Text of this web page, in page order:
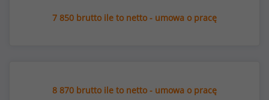
7 850 brutto ile to netto - umowa o pracę
8 870 brutto ile to netto - umowa o pracę